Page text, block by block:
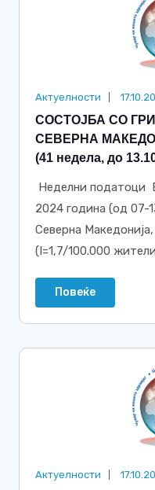
Актуелности
СОСТОЈБА СО
СЕВЕРНА
(41 недела, до
Неделни податоци
2024 година (од 07-
Северна Македонија,
(I=1,7/100.000
Повеќе
Актуелности